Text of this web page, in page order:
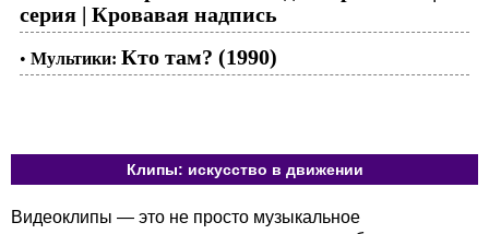
серия | Кровавая надпись
• Мультики: Кто там? (1990)
Клипы: искусство в движении
Видеоклипы — это не просто музыкальное